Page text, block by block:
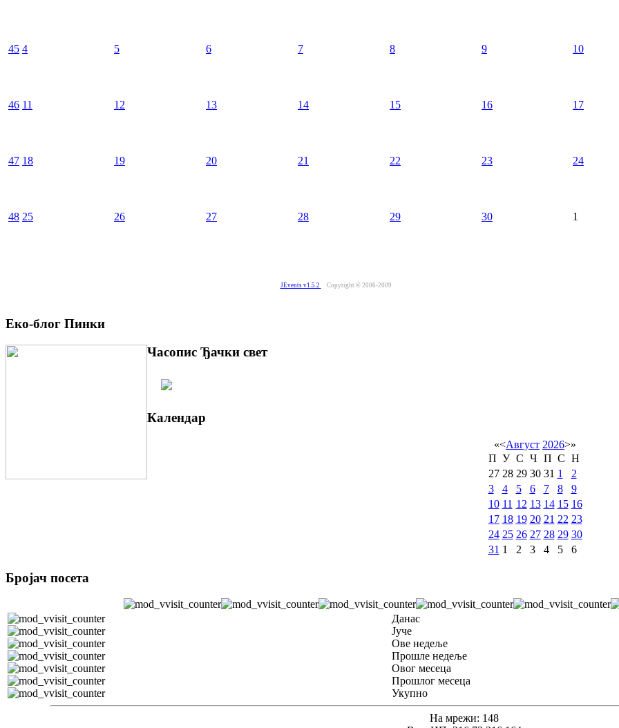
45 4 5 6 7 8 9 10
46 11 12 13 14 15 16 17
47 18 19 20 21 22 23 24
48 25 26 27 28 29 30 1
JEvents v1.5.2 Copyright © 2006-2009
Еко-блог Пинки
Часопис Ђачки свет
Календар
«<Август 2026>»
П У С Ч П С Н
27 28 29 30 31 1
2
3
4 5 6 7 8
9
10 11 12 13 14 15 16
17 18 19 20 21 22 23
24 25 26 27 28 29 30
31 1 2 3 4 5 6
Бројач посета
Данас
Јуче
Ове недеље
Прошле недеље
Овог месеца
Прошлог месеца
Укупно
На мрежи: 148